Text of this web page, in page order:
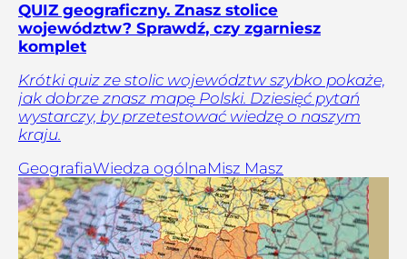
QUIZ geograficzny. Znasz stolice
województw? Sprawdź, czy zgarniesz
komplet
Krótki quiz ze stolic województw szybko pokaże,
jak dobrze znasz mapę Polski. Dziesięć pytań
wystarczy, by przetestować wiedzę o naszym
kraju.
GeografiaWiedza ogólnaMisz Masz